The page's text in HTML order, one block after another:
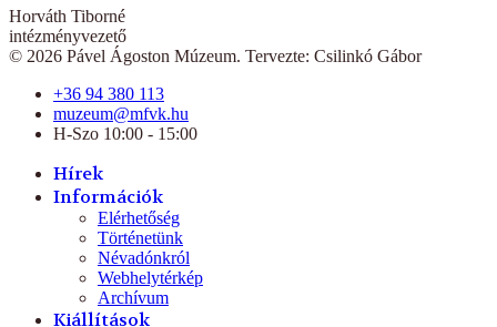
Horváth Tiborné
intézményvezető
© 2026 Pável Ágoston Múzeum. Tervezte: Csilinkó Gábor
+36 94 380 113
muzeum@mfvk.hu
H-Szo 10:00 - 15:00
Hírek
Információk
Elérhetőség
Történetünk
Névadónkról
Webhelytérkép
Archívum
Kiállítások